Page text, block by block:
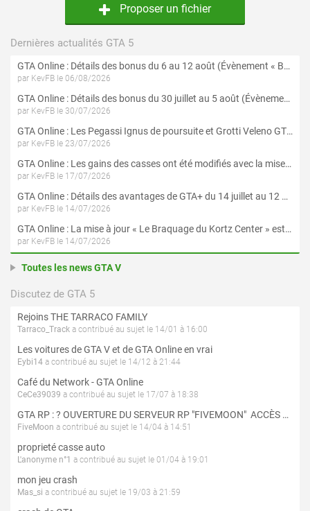
Proposer un fichier
Dernières actualités GTA 5
GTA Online : Détails des bonus du 6 au 12 août (Évènement « Braquages de l'été » - Suite et fin)
par KevFB le 06/08/2026
GTA Online : Détails des bonus du 30 juillet au 5 août (Évènement « Braquages d'été »)
par KevFB le 30/07/2026
GTA Online : Les Pegassi Ignus de poursuite et Grotti Veleno GT sont maintenant disponibles
par KevFB le 23/07/2026
GTA Online : Les gains des casses ont été modifiés avec la mise à jour « Le Braquage du Kortz Center »
par KevFB le 17/07/2026
GTA Online : Détails des avantages de GTA+ du 14 juillet au 12 août
par KevFB le 14/07/2026
GTA Online : La mise à jour « Le Braquage du Kortz Center » est maintenant disponible
par KevFB le 14/07/2026
Toutes les news GTA V
Discutez de GTA 5
Rejoins THE TARRACO FAMILY
Tarraco_Track a contribué au sujet le 14/01 à 16:00
Les voitures de GTA V et de GTA Online en vrai
Eybi14 a contribué au sujet le 14/12 à 21:44
Café du Network - GTA Online
CeCe39039 a contribué au sujet le 17/07 à 18:38
GTA RP : ? OUVERTURE DU SERVEUR RP "FIVEMOON"  ACCÈS LIBRE ?
FiveMoon a contribué au sujet le 14/04 à 14:51
proprieté casse auto
L'anonyme n°1 a contribué au sujet le 01/04 à 19:01
mon jeu crash
Mas_si a contribué au sujet le 19/03 à 21:59